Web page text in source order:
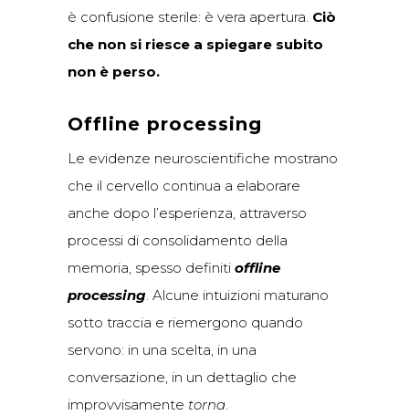
è confusione sterile: è vera apertura. Ciò
che non si riesce a spiegare subito
non è perso.
Offline processing
Le evidenze neuroscientifiche mostrano
che il cervello continua a elaborare
anche dopo l’esperienza, attraverso
processi di consolidamento della
memoria, spesso definiti offline
processing. Alcune intuizioni maturano
sotto traccia e riemergono quando
servono: in una scelta, in una
conversazione, in un dettaglio che
improvvisamente torna.